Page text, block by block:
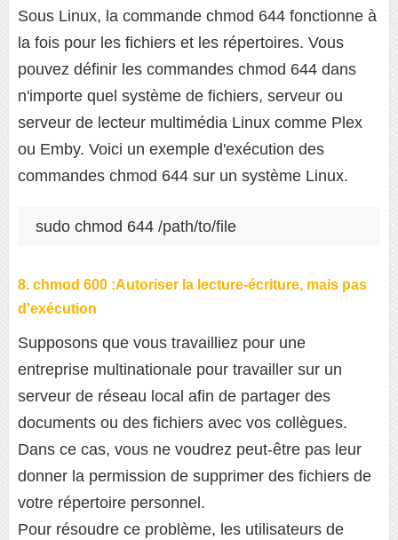
Sous Linux, la commande chmod 644 fonctionne à
la fois pour les fichiers et les répertoires. Vous
pouvez définir les commandes chmod 644 dans
n'importe quel système de fichiers, serveur ou
serveur de lecteur multimédia Linux comme Plex
ou Emby. Voici un exemple d'exécution des
commandes chmod 644 sur un système Linux.
sudo chmod 644 /path/to/file
8. chmod 600 :Autoriser la lecture-écriture, mais pas
d'exécution
Supposons que vous travailliez pour une
entreprise multinationale pour travailler sur un
serveur de réseau local afin de partager des
documents ou des fichiers avec vos collègues.
Dans ce cas, vous ne voudrez peut-être pas leur
donner la permission de supprimer des fichiers de
votre répertoire personnel.
Pour résoudre ce problème, les utilisateurs de